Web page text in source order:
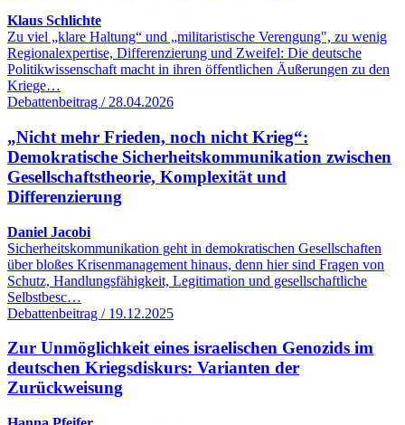
Klaus Schlichte
Zu viel „klare Haltung“ und „militaristische Verengung", zu wenig
Regionalexpertise, Differenzierung und Zweifel: Die deutsche
Politikwissenschaft macht in ihren öffentlichen Äußerungen zu den
Kriege…
Debattenbeitrag / 28.04.2026
„Nicht mehr Frieden, noch nicht Krieg“:
Demokratische Sicherheitskommunikation zwischen
Gesellschaftstheorie, Komplexität und
Differenzierung
Daniel Jacobi
Sicherheitskommunikation geht in demokratischen Gesellschaften
über bloßes Krisenmanagement hinaus, denn hier sind Fragen von
Schutz, Handlungsfähigkeit, Legitimation und gesellschaftliche
Selbstbesc…
Debattenbeitrag / 19.12.2025
Zur Unmöglichkeit eines israelischen Genozids im
deutschen Kriegsdiskurs: Varianten der
Zurückweisung